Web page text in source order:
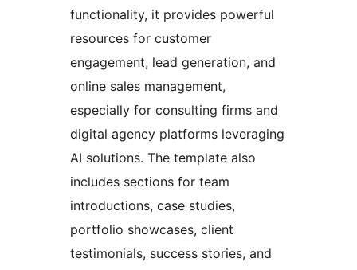
functionality, it provides powerful
resources for customer
engagement, lead generation, and
online sales management,
especially for consulting firms and
digital agency platforms leveraging
AI solutions. The template also
includes sections for team
introductions, case studies,
portfolio showcases, client
testimonials, success stories, and